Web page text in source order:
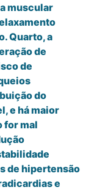
muscular
Quarto, a
de
de
do
e há maior
for mal
de hipertensão
e